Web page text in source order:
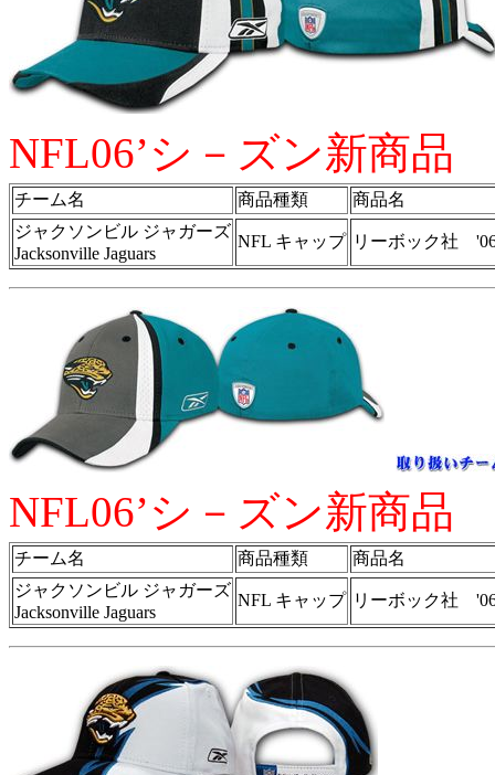
NFL06’シ－ズン新商品
チーム名 商品種類
商品名
ジャクソンビル ジャガーズ
Jacksonville Jaguars
NFL キャップ リーボック社
NFL06’シ－ズン新商品
チーム名 商品種類
商品名
ジャクソンビル ジャガーズ
Jacksonville Jaguars
NFL キャップ リーボック社